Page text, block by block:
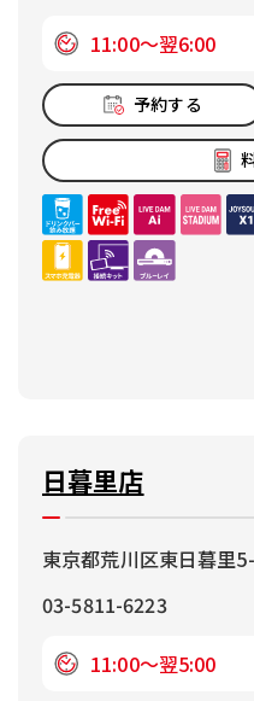
11:00～翌6:00
予約する
日暮里店
東京都荒川区東日暮里
03-5811-6223
11:00～翌5:00